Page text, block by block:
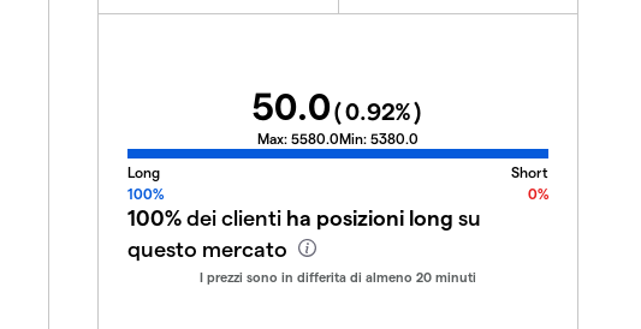
50.0(0.92%)
Max: 5580.0Min: 5380.0
Long
Short
100%
0%
100%dei clienti ha posizioni long su
questo mercato
I prezzi sono in differita di almeno 20 minuti